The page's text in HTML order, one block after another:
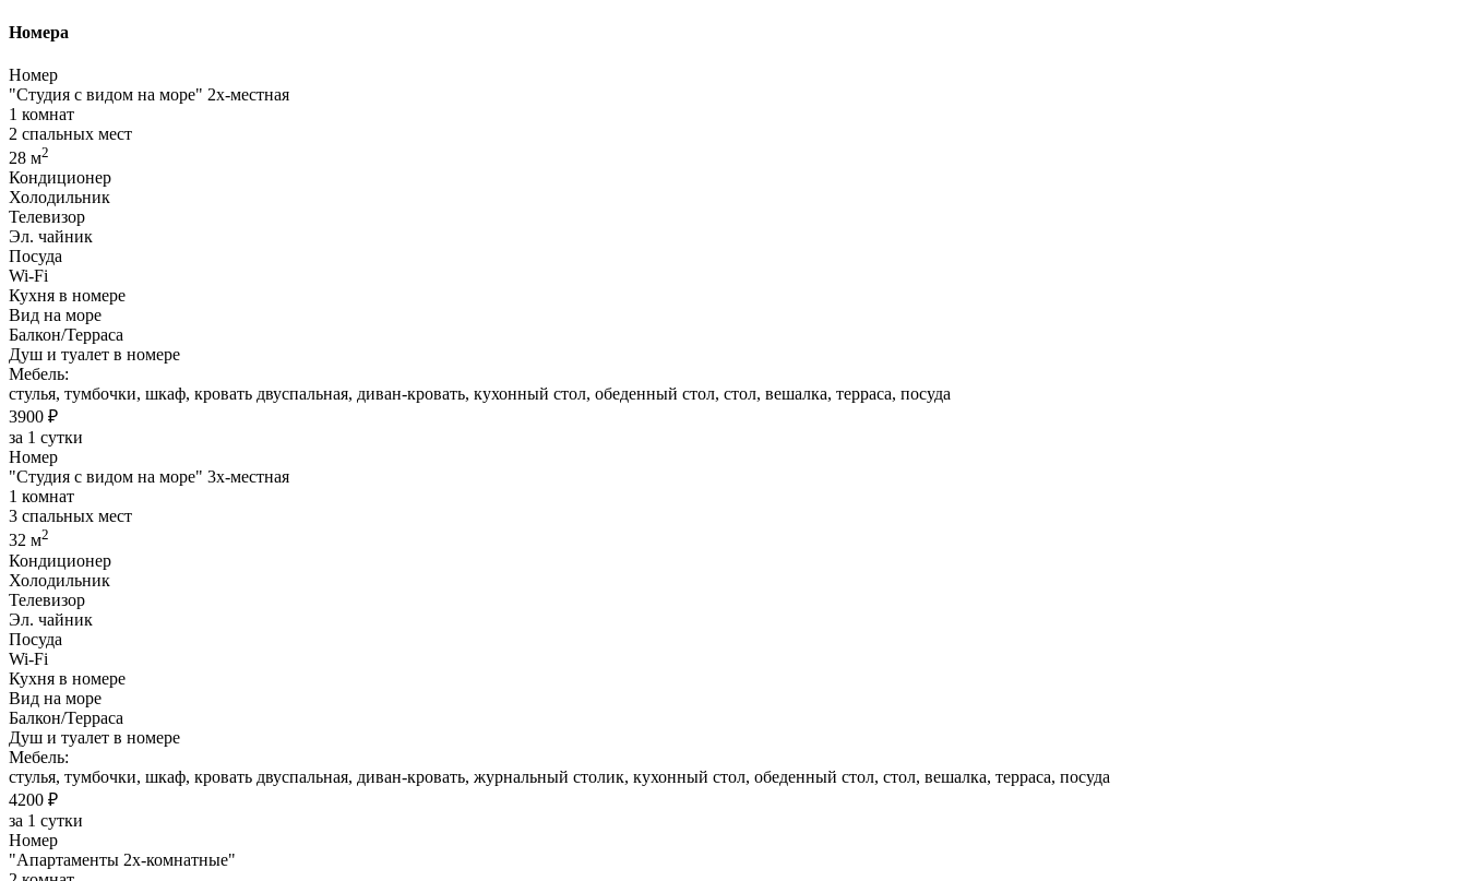
Номера
Номер
"Студия с видом на море" 2х-местная
1 комнат
2 спальных мест
28 м2
Кондиционер
Холодильник
Телевизор
Эл. чайник
Посуда
Wi-Fi
Кухня в номере
Вид на море
Балкон/Терраса
Душ и туалет в номере
Мебель:
стулья, тумбочки, шкаф, кровать двуспальная, диван-кровать, кухонный стол, обеденный стол, стол, вешалка, терраса, посуда
3900 ₽
за 1 сутки
Номер
"Студия с видом на море" 3х-местная
1 комнат
3 спальных мест
32 м2
Кондиционер
Холодильник
Телевизор
Эл. чайник
Посуда
Wi-Fi
Кухня в номере
Вид на море
Балкон/Терраса
Душ и туалет в номере
Мебель:
стулья, тумбочки, шкаф, кровать двуспальная, диван-кровать, журнальный столик, кухонный стол, обеденный стол, стол, вешалка, терраса, посуда
4200 ₽
за 1 сутки
Номер
"Апартаменты 2х-комнатные"